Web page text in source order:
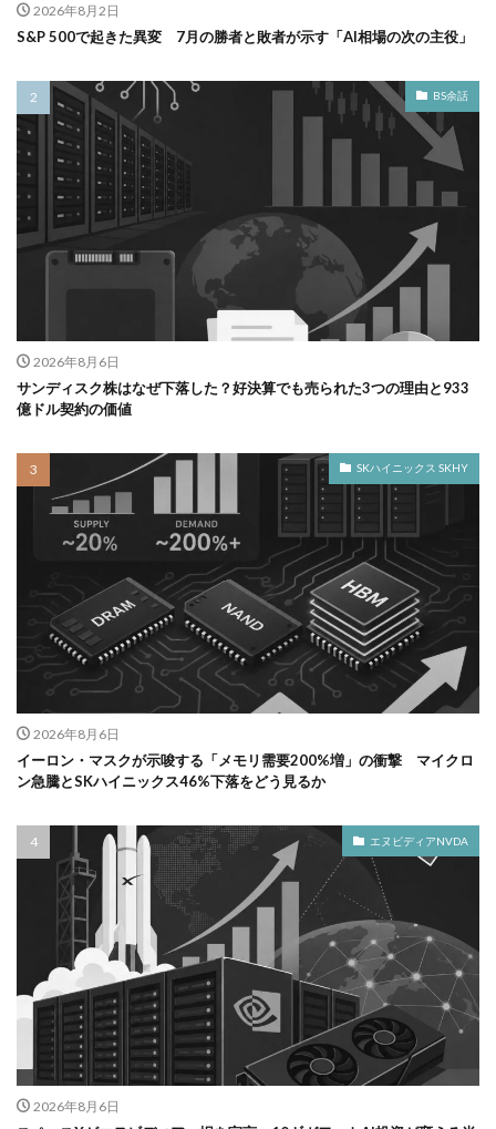
2026年8月2日
S&P 500で起きた異変 7月の勝者と敗者が示す「AI相場の次の主役」
BS余話
2026年8月6日
サンディスク株はなぜ下落した？好決算でも売られた3つの理由と933
億ドル契約の価値
SKハイニックス SKHY
2026年8月6日
イーロン・マスクが示唆する「メモリ需要200%増」の衝撃 マイクロ
ン急騰とSKハイニックス46%下落をどう見るか
エヌビディアNVDA
2026年8月6日